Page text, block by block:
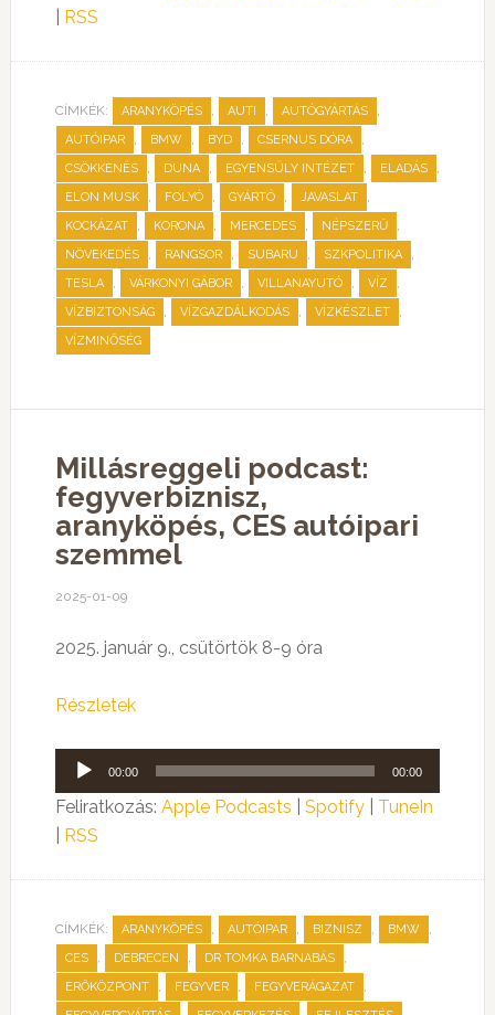
RSS
CÍMKÉK: ARANYKÖPÉS , AUTI , AUTÓGYÁRTÁS ,
AUTÓIPAR , BMW , BYD , CSERNUS DÓRA ,
CSÖKKENÉS , DUNA , EGYENSÚLY INTÉZET , ELADÁS ,
ELON MUSK , FOLYÓ , GYÁRTÓ , JAVASLAT ,
KOCKÁZAT , KORONA , MERCEDES , NÉPSZERŰ ,
NÖVEKEDÉS , RANGSOR , SUBARU , SZKPOLITIKA ,
TESLA , VÁRKONYI GÁBOR , VILLANAYUTÓ , VÍZ ,
VÍZBIZTONSÁG , VÍZGAZDÁLKODÁS , VÍZKÉSZLET ,
VÍZMINŐSÉG
Millásreggeli podcast:
fegyverbiznisz,
aranyköpés, CES autóipari
szemmel
2025-01-09
2025. január 9., csütörtök 8-9 óra
Részletek
Audió
lejátszó
00:00 00:00
Feliratkozás: Apple Podcasts Spotify| TuneIn
RSS
CÍMKÉK: ARANYKÖPÉS , AUTÓIPAR , BIZNISZ , BMW ,
CES , DEBRECEN , DR TOMKA BARNABÁS ,
ERŐKÖZPONT , FEGYVER , FEGYVERÁGAZAT ,